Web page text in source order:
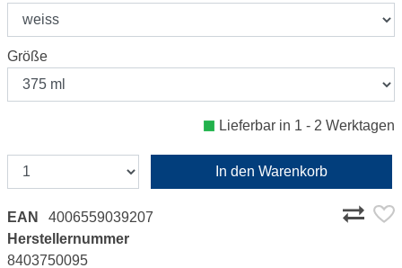
Größe
Lieferbar in 1 - 2 Werktagen
In den Warenkorb
EAN
4006559039207
Herstellernummer
8403750095